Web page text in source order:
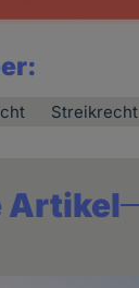
Streikrecht
Artikel